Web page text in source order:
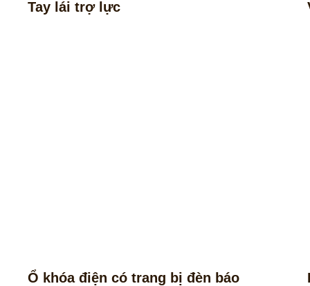
Tay lái trợ lực
Ổ khóa điện có trang bị đèn báo